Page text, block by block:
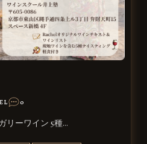
0
リーワイン 5種…